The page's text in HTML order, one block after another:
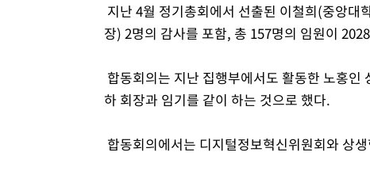
지난 4월 정기총회에서 선출된 이철희(중앙
장) 2명의 감사를 포함, 총 157명의 임원이
합동회의는 지난 집행부에서도 활동한 노홍
하 회장과 임기를 같이 하는 것으로 했다.
합동회의에서는 디지털정보혁신위원회와 상